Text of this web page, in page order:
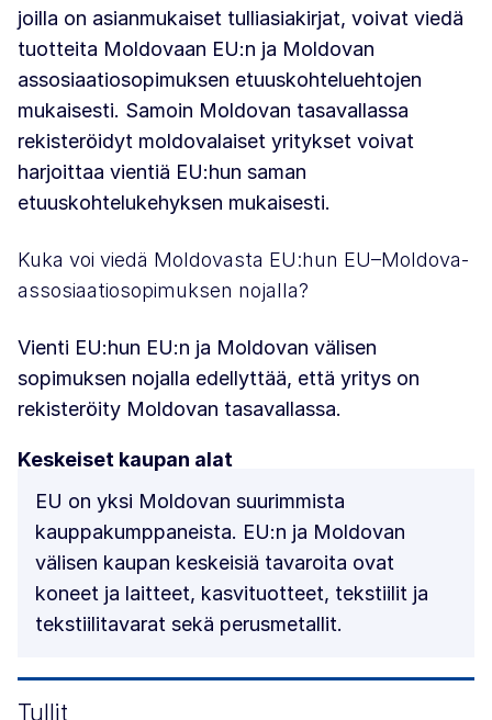
joilla on asianmukaiset tulliasiakirjat, voivat viedä
tuotteita Moldovaan EU:n ja Moldovan
assosiaatiosopimuksen etuuskohteluehtojen
mukaisesti. Samoin Moldovan tasavallassa
rekisteröidyt moldovalaiset yritykset voivat
harjoittaa vientiä EU:hun saman
etuuskohtelukehyksen mukaisesti.
Kuka voi viedä Moldovasta EU:hun EU–Moldova-
assosiaatiosopimuksen nojalla?
Vienti EU:hun EU:n ja Moldovan välisen
sopimuksen nojalla edellyttää, että yritys on
rekisteröity Moldovan tasavallassa.
Keskeiset kaupan alat
EU on yksi Moldovan suurimmista
kauppakumppaneista. EU:n ja Moldovan
välisen kaupan keskeisiä tavaroita ovat
koneet ja laitteet, kasvituotteet, tekstiilit ja
tekstiilitavarat sekä perusmetallit.
Tullit